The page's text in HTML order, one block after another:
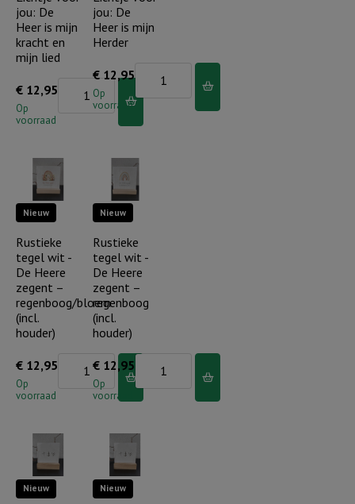
leven
aantal
aantal
jou: De
Heer is mijn
kracht en
mijn lied
€ 12,95
Op
voorraad
is
kracht
en
mijn
lied
jou: De
Heer is mijn
Herder
€ 12,95
Op
voorraad
voor
Heer
mijn
aantal
Nieuw
Rustieke
tegel wit -
De Heere
zegent –
regenboog/bloem
(incl.
houder)
€ 12,95
Op
voorraad
Rustieke
Heere
Nieuw
Rustieke
tegel wit -
De Heere
zegent –
regenboog
(incl.
houder)
€ 12,95
Op
voorraad
Rustieke
tegel
wit
Heere
Nieuw Nieuw